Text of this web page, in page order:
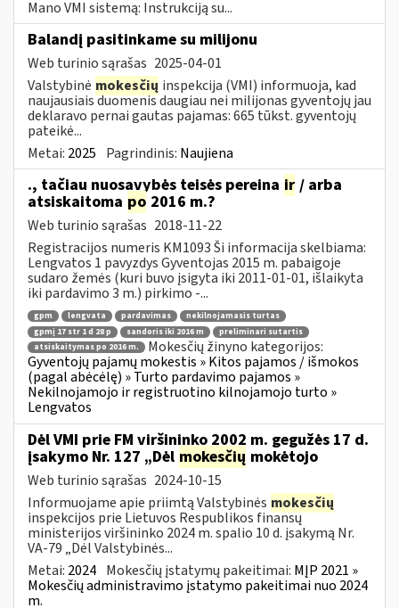
Mano VMI sistemą: Instrukciją su...
Balandį pasitinkame su milijonu
Web turinio sąrašas 2025-04-01
Valstybinė mokesčių inspekcija (VMI) informuoja, kad
naujausiais duomenis daugiau nei milijonas gyventojų jau
deklaravo pernai gautas pajamas: 665 tūkst. gyventojų
pateikė...
Metai: 2025 Pagrindinis: Naujiena
., tačiau nuosavybės teisės pereina ir / arba
atsiskaitoma po 2016 m.?
Web turinio sąrašas 2018-11-22
Registracijos numeris KM1093 Ši informacija skelbiama:
Lengvatos 1 pavyzdys Gyventojas 2015 m. pabaigoje
sudaro žemės (kuri buvo įsigyta iki 2011-01-01, išlaikyta
iki pardavimo 3 m.) pirkimo -...
gpm lengvata pardavimas
nekilnojamasis turtas
gpmį 17 str 1 d 28 p
sandoris iki 2016 m
preliminari sutartis
atsiskaitymas po 2016 m.
Mokesčių žinyno kategorijos:
Gyventojų pajamų mokestis » Kitos pajamos / išmokos
(pagal abėcėlę) » Turto pardavimo pajamos »
Nekilnojamojo ir registruotino kilnojamojo turto »
Lengvatos
Dėl VMI prie FM viršininko 2002 m. gegužės 17 d.
įsakymo Nr. 127 „Dėl mokesčių mokėtojo
Web turinio sąrašas 2024-10-15
Informuojame apie priimtą Valstybinės mokesčių
inspekcijos prie Lietuvos Respublikos finansų
ministerijos viršininko 2024 m. spalio 10 d. įsakymą Nr.
VA-79 „Dėl Valstybinės...
Metai: 2024 Mokesčių įstatymų pakeitimai: MĮP 2021 »
Mokesčių administravimo įstatymo pakeitimai nuo 2024
m.